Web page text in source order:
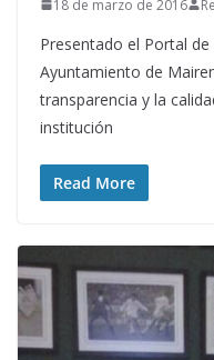
18 de marzo de 2016
Presentado el Portal
Ayuntamiento de
transparencia y la
institución
Read More